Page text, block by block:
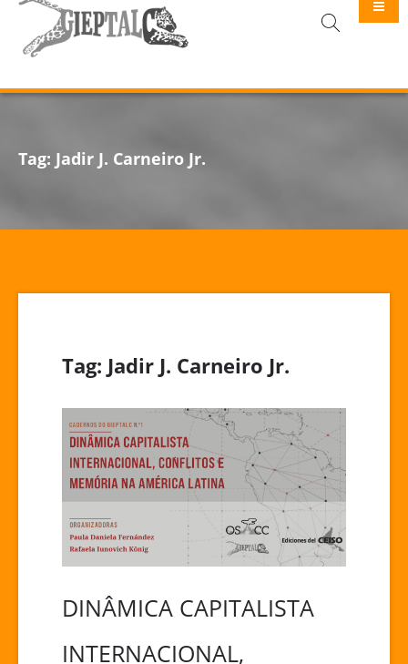
GIEPTALC
Tag: Jadir J. Carneiro Jr.
Tag: Jadir J. Carneiro Jr.
DINÂMICA CAPITALISTA
INTERNACIONAL,